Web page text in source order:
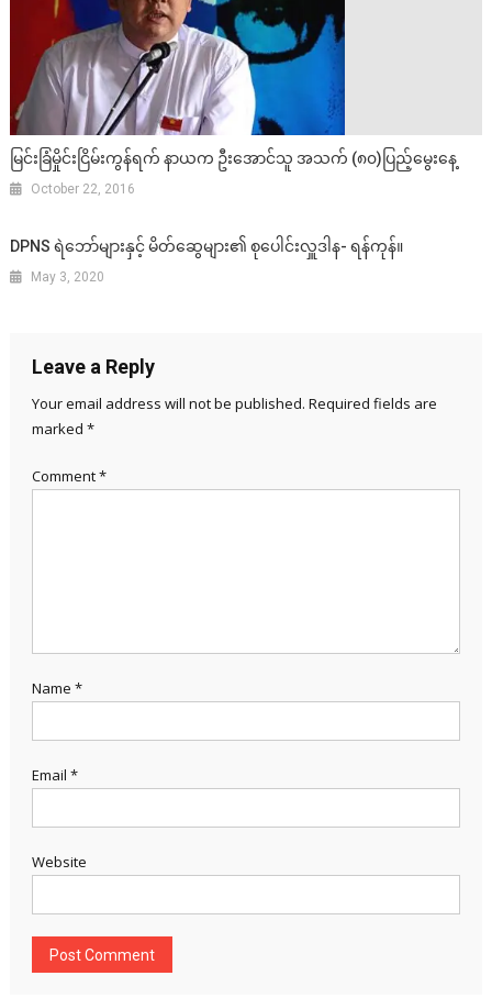
မြင်းခြံမှိုင်းငြိမ်းကွန်ရက် နာယက ဦးအောင်သူ အသက် (၈၀)ပြည့်မွေးနေ့
October 22, 2016
DPNS ရဲဘော်များနှင့် မိတ်ဆွေများ၏ စုပေါင်းလှူဒါန- ရန်ကုန်။
May 3, 2020
Leave a Reply
Your email address will not be published. Required fields are
marked *
Comment*
Name *
Email *
Website